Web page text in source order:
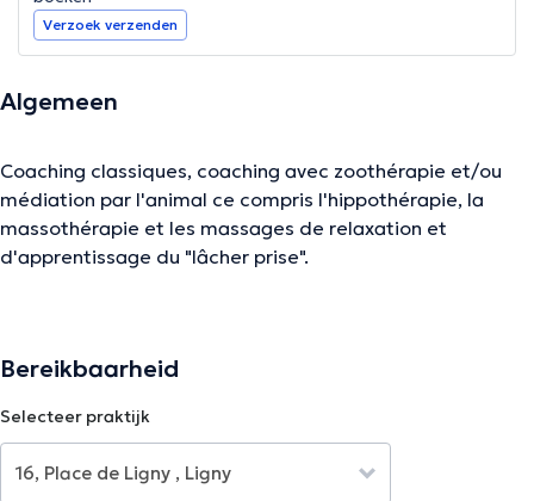
Verzoek verzenden
Algemeen
Coaching classiques, coaching avec zoothérapie et/ou
médiation par l'animal ce compris l'hippothérapie, la
massothérapie et les massages de relaxation et
d'apprentissage du "lâcher prise".
op geverifieerde informatie.
Bereikbaarheid
Selecteer praktijk